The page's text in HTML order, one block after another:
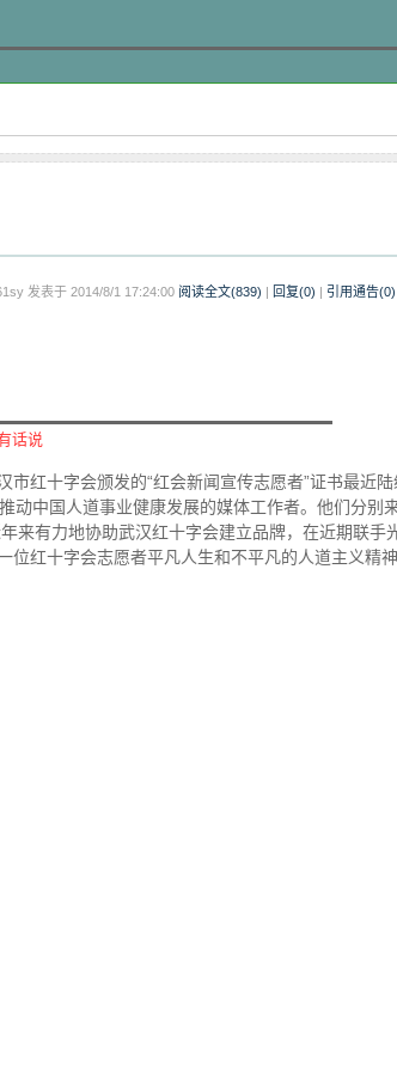
发表于 2014/8/1 17:24:00 阅读全文(839) 回复(0) 引用通告(0)
话说
红十字会颁发的“红会新闻宣传志愿者”证书最近
动中国人道事业健康发展的媒体工作者。他们分别
来有力地协助武汉红十字会建立品牌，在近期联手
位红十字会志愿者平凡人生和不平凡的人道主义精